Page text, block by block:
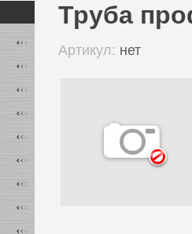
Труба
Артикул: нет